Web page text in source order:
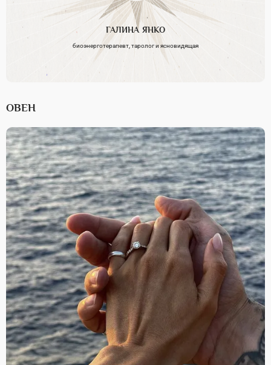
ГАЛИНА ЯНКО
биоэнерготерапевт, таролог и ясновидящая
ОВЕН